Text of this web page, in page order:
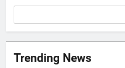
Trending News